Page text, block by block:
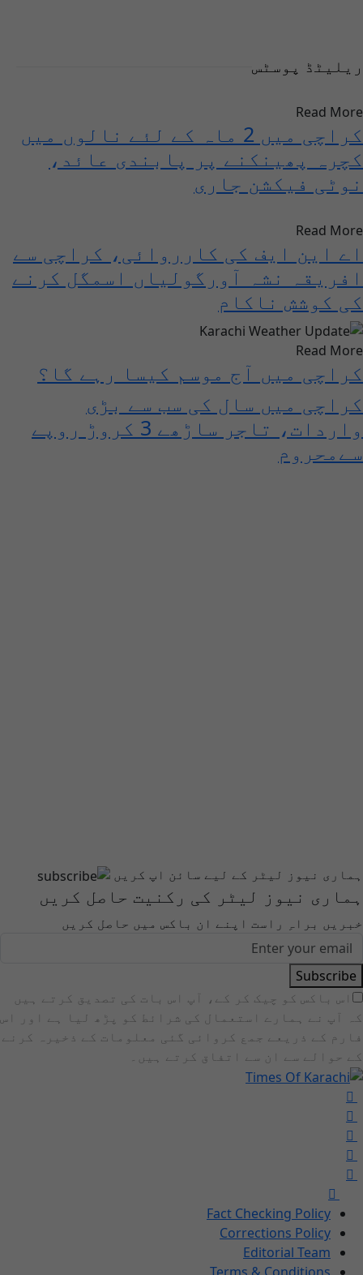
ریلیٹڈ پوسٹس
Read More
کراچی میں 2 ماہ کے لئے نالوں میں
کچرہ پھینکنے پر پابندی عائد،
نوٹی فیکشن جاری
Read More
اے این ایف کی کارروائی، کراچی سے
افریقہ نشہ آورگولیاں اسمگل کرنے
کی کوشش ناکام
Read More
کراچی میں آج موسم کیسا رہے گا؟
کراچی میں سال کی سب سے بڑی
واردات، تاجر ساڑھے 3 کروڑ روپے
سےمحروم
ہماری نیوز لیٹر کے لیے سائن اپ کریں
ہماری نیوز لیٹر کی رکنیت حاصل کریں
خبریں براہِ راست اپنے ان باکس میں حاصل کریں
Subscribe
اس باکس کو چیک کر کے، آپ اس بات کی تصدیق کرتے ہیں
کہ آپ نے ہمارے استعمال کی شرائط کو پڑھ لیا ہے اور اس
فارم کے ذریعے جمع کروائی گئی معلومات کے ذخیرہ کرنے
کے حوالے سے ان سے اتفاق کرتے ہیں۔
Fact Checking Policy
Corrections Policy
Editorial Team
Terms & Conditions